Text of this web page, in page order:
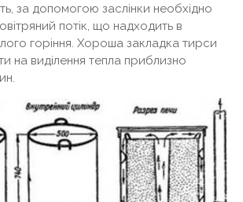
за допомогою заслінки необхідно
потік, що надходить в
горіння. Хороша закладка тирси
на виділення тепла приблизно